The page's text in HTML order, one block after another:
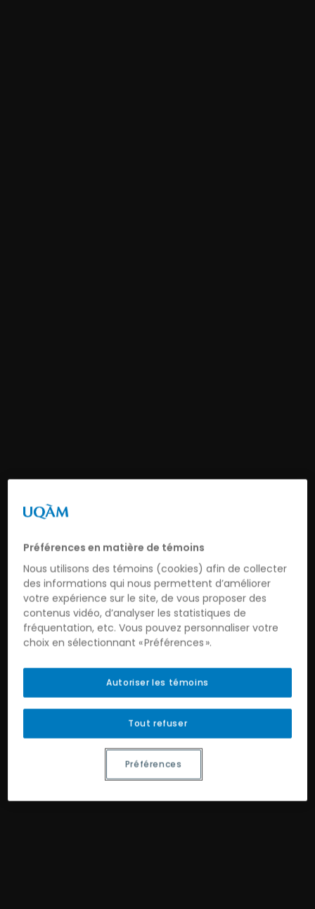
Préférences en matière de témoins
Nous utilisons des témoins (cookies) afin de collecter
des informations qui nous permettent d’améliorer
votre expérience sur le site, de vous proposer des
contenus vidéo, d’analyser les statistiques de
fréquentation, etc. Vous pouvez personnaliser votre
choix en sélectionnant « Préférences ».
Tout refuser
Autoriser les témoins
Préférences